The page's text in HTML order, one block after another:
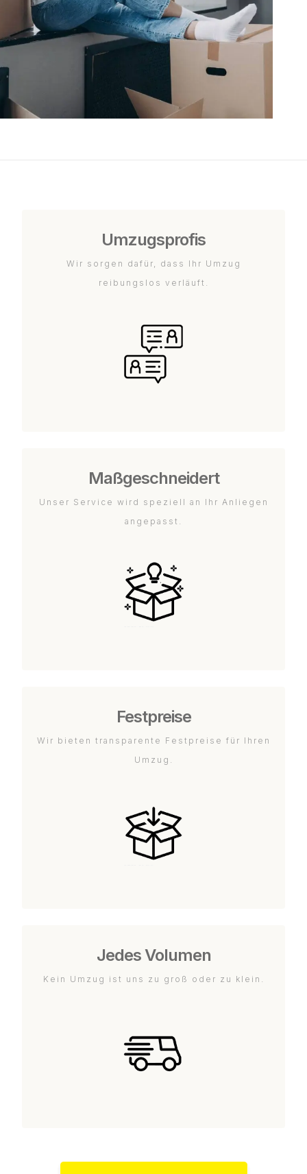
Umzugsprofis
Wir sorgen dafür, dass Ihr Umzug
reibungslos verläuft.
Maßgeschneidert
Unser Service wird speziell an Ihr Anliegen
angepasst.
Festpreise
Wir bieten transparente Festpreise für Ihren
Umzug.
Jedes Volumen
Kein Umzug ist uns zu groß oder zu klein.